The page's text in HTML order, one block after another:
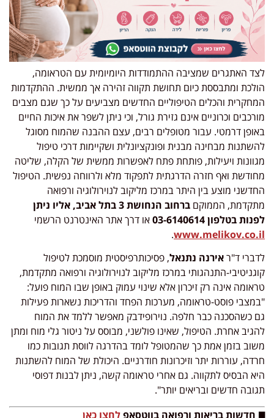
לצד האתגרים שמציבה ההתמודדות היומיומית עם הטראומה,
הולכת ומתבססת כיום תחושת תקווה זהירה אך ממשית. ההתקדמות
המחקרית והכלים הטיפוליים החדשים מצביעים על כך שגם מצבים
מורכבים וכרוניים אינם גזירת גורל, וכי ניתן לשפר את איכות החיים
באופן דרמטי. עבור מטופלים רבים, עצם ההבנה שהמוח מסוגל
להשתנות מבחינה מבנית ופונקציונלית ושקיימות דרכי טיפול
מגוונות ויעילות, פותחת פתח לאפשרות ממשית של הקלה, שליטה
מחודשת ואף חזרה הדרגתית לתפקוד מלא ולרווחה נפשית. הטיפול
החדשני מוצע בין היתר במרכז מליקוב לנוירולוגיה ורפואה
מתקדמת, הממוקם
ברחוב הנחושת 3 בתל אביב, אליו ניתן
לפנות בטלפון 03-6140614
או דרך אתר האינטרנט הרשמי
www.melikov.co.il
.
לדברי ד"ראירנה נתנאל, פסיכותרפיסטית מוסמכת לטיפול
קוגניטיבי-התנהגותי במרכז מליקוב לנוירולוגיה ורפואה מתקדמת,
טראומה אינה רק זיכרון אלא שינוי עמוק באופן שבו המוח פועל:
"במצבי פוסט-טראומה, מערכות הפחד והדריכות נשארות פעילות
גם כשהסכנה כבר חלפה. נוירופידבק מאפשר ללמד את המוח
להגיב אחרת. הטיפול, שאינו פולשני, מבוסס על ניטור גלי מוח ומתן
משוב בזמן אמת כך שהמטופל לומד בהדרגה לווסת תגובות כמו
חרדה, עוררות יתר וזיכרונות חודרניים. היכולת של המוח להשתנות
היא הבסיס לתקווה. גם אחרי טראומה קשה, ניתן לבנות דפוסי
תגובה חדשים ובריאים יותר".
◼️ חדשות בריאות ורפואה בווטסאפלחצו כאן